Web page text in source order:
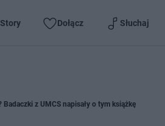
Dołącz Słuchaj
z UMCS napisały o tym książkę